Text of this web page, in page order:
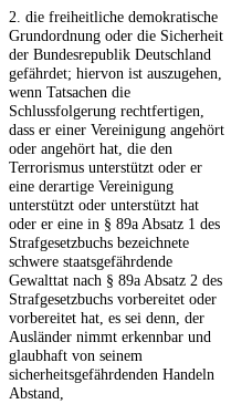
2. die freiheitliche demokratische
Grundordnung oder die Sicherheit
der Bundesrepublik Deutschland
gefährdet; hiervon ist auszugehen,
wenn Tatsachen die
Schlussfolgerung rechtfertigen,
dass er einer Vereinigung angehört
oder angehört hat, die den
Terrorismus unterstützt oder er
eine derartige Vereinigung
unterstützt oder unterstützt hat
oder er eine in § 89a Absatz 1 des
Strafgesetzbuchs bezeichnete
schwere staatsgefährdende
Gewalttat nach § 89a Absatz 2 des
Strafgesetzbuchs vorbereitet oder
vorbereitet hat, es sei denn, der
Ausländer nimmt erkennbar und
glaubhaft von seinem
sicherheitsgefährdenden Handeln
Abstand,